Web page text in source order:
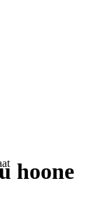
hoone